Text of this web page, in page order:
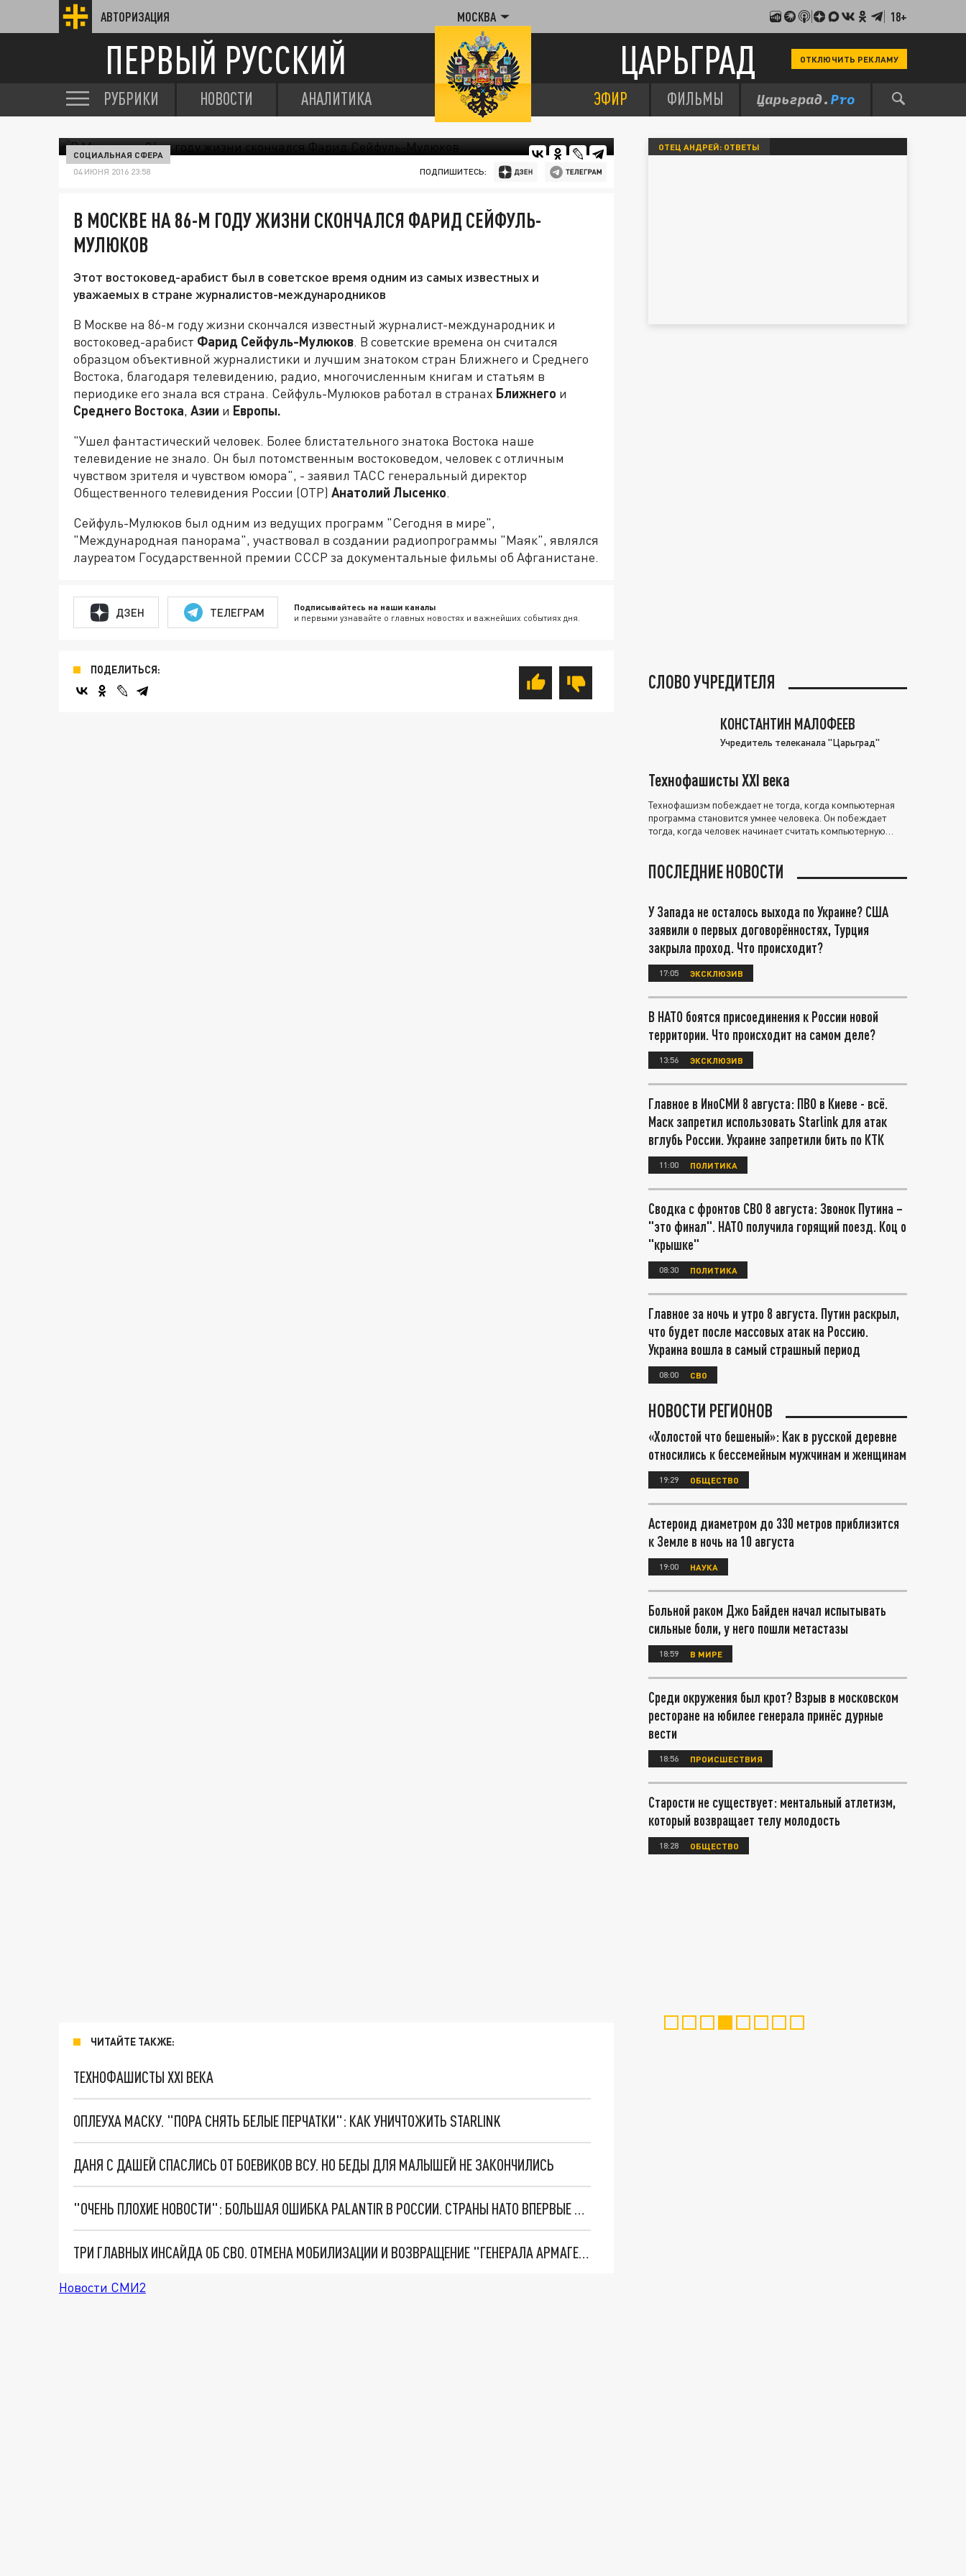
АВТОРИЗАЦИЯ МОСКВА 18+
ПЕРВЫЙ РУССКИЙ ЦАРЬГРАД ОТКЛЮЧИТЬ РЕКЛАМУ
РУБРИКИ НОВОСТИ АНАЛИТИКА ЭФИР ФИЛЬМЫ
СОЦИАЛЬНАЯ СФЕРА
04 ИЮНЯ 2016 23:58 ПОДПИШИТЕСЬ:
В МОСКВЕ НА 86-М ГОДУ ЖИЗНИ СКОНЧАЛСЯ ФАРИД СЕЙФУЛЬ-
МУЛЮКОВ
Этот востоковед-арабист был в советское время одним из самых известных и
уважаемых в стране журналистов-международников
В Москве на 86-м году жизни скончался известный журналист-международник и
востоковед-арабист Фарид Сейфуль-Мулюков. В советские времена он считался
образцом объективной журналистики и лучшим знатоком стран Ближнего и Среднего
Востока, благодаря телевидению, радио, многочисленным книгам и статьям в
периодике его знала вся страна. Сейфуль-Мулюков работал в странах Ближнего и
Среднего Востока, Азии и Европы.
"Ушел фантастический человек. Более блистательного знатока Востока наше
телевидение не знало. Он был потомственным востоковедом, человек с отличным
чувством зрителя и чувством юмора", - заявил ТАСС генеральный директор
Общественного телевидения России (ОТР) Анатолий Лысенко.
Сейфуль-Мулюков был одним из ведущих программ "Сегодня в мире",
"Международная панорама", участвовал в создании радиопрограммы "Маяк", являлся
лауреатом Государственной премии СССР за документальные фильмы об Афганистане.
ДЗЕН ТЕЛЕГРАМ Подписывайтесь на наши каналы
и первыми узнавайте о главных новостях и важнейших событиях дня.
ПОДЕЛИТЬСЯ:
ЧИТАЙТЕ ТАКЖЕ:
ТЕХНОФАШИСТЫ XXI ВЕКА
ОПЛЕУХА МАСКУ. "ПОРА СНЯТЬ БЕЛЫЕ ПЕРЧАТКИ": КАК УНИЧТОЖИТЬ STARLINK
ДАНЯ С ДАШЕЙ СПАСЛИСЬ ОТ БОЕВИКОВ ВСУ. НО БЕДЫ ДЛЯ МАЛЫШЕЙ НЕ ЗАКОНЧИЛИСЬ
"ОЧЕНЬ ПЛОХИЕ НОВОСТИ": БОЛЬШАЯ ОШИБКА PALANTIR В РОССИИ. СТРАНЫ НАТО ВПЕРВЫЕ ЗА СВО ОСТАНОВИЛИ ПОСТАВКИ ОРУЖИЯ. ВСУ ТЕРЯЮТ ПРИГРАНИЧЬЕ?
ТРИ ГЛАВНЫХ ИНСАЙДА ОБ СВО. ОТМЕНА МОБИЛИЗАЦИИ И ВОЗВРАЩЕНИЕ "ГЕНЕРАЛА АРМАГЕДДОНА"? ОТЛИЧНЫЕ НОВОСТИ, КОТОРЫЕ ЖДАЛИ ВСЕ
Новости СМИ2
ОТЕЦ АНДРЕЙ: ОТВЕТЫ
СЛОВО УЧРЕДИТЕЛЯ
КОНСТАНТИН МАЛОФЕЕВ
Учредитель телеканала "Царьград"
Технофашисты XXI века
Технофашизм побеждает не тогда, когда компьютерная
программа становится умнее человека. Он побеждает
тогда, когда человек начинает считать компьютерную
ПОСЛЕДНИЕ НОВОСТИ
У Запада не осталось выхода по Украине? США
заявили о первых договорённостях, Турция
закрыла проход. Что происходит?
17:05 ЭКСКЛЮЗИВ
В НАТО боятся присоединения к России новой
территории. Что происходит на самом деле?
13:56 ЭКСКЛЮЗИВ
Главное в ИноСМИ 8 августа: ПВО в Киеве - всё.
Маск запретил использовать Starlink для атак
вглубь России. Украине запретили бить по КТК
11:00 ПОЛИТИКА
Сводка с фронтов СВО 8 августа: Звонок Путина –
"это финал". НАТО получила горящий поезд. Коц о
"крышке"
08:30 ПОЛИТИКА
Главное за ночь и утро 8 августа. Путин раскрыл,
что будет после массовых атак на Россию.
Украина вошла в самый страшный период
08:00 СВО
НОВОСТИ РЕГИОНОВ
«Холостой что бешеный»: Как в русской деревне
относились к бессемейным мужчинам и женщинам
19:29 ОБЩЕСТВО
Астероид диаметром до 330 метров приблизится
к Земле в ночь на 10 августа
19:00 НАУКА
Больной раком Джо Байден начал испытывать
сильные боли, у него пошли метастазы
18:59 В МИРЕ
Среди окружения был крот? Взрыв в московском
ресторане на юбилее генерала принёс дурные
вести
18:56 ПРОИСШЕСТВИЯ
Старости не существует: ментальный атлетизм,
который возвращает телу молодость
18:28 ОБЩЕСТВО